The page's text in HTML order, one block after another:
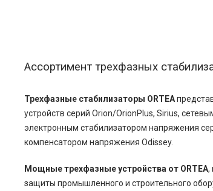
Ассортимент трехфазных
Трехфазные стабилизаторы ORTEA
устройств серий Orion/OrionPlus, Sirius,
электронным стабилизатором напряжения
компенсатором напряжения Odissey.
Мощные трехфазные устройства от ORTEA,
защиты промышленного и строительного